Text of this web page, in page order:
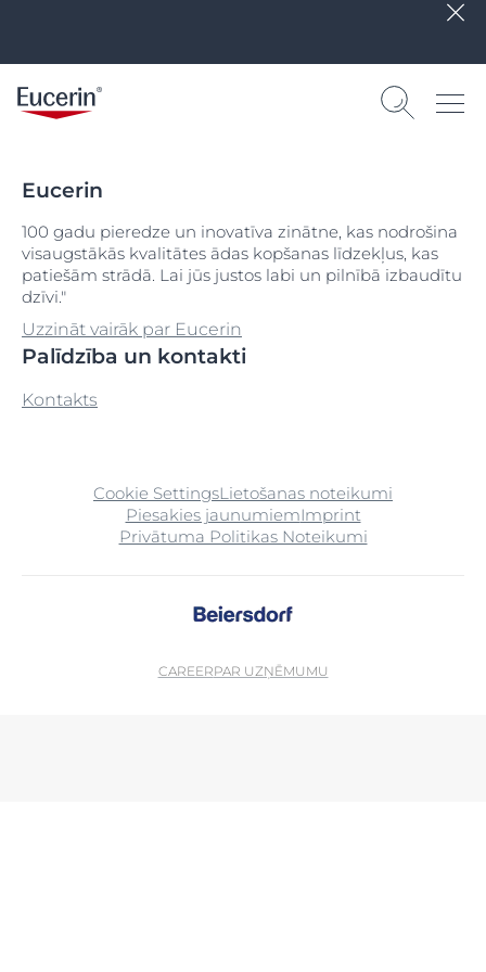
Eucerin
100 gadu pieredze un inovatīva zinātne, kas nodrošina
visaugstākās kvalitātes ādas kopšanas līdzekļus, kas
patiešām strādā. Lai jūs justos labi un pilnībā izbaudītu
dzīvi."
Uzzināt vairāk par Eucerin
Palīdzība un kontakti
Kontakts
Cookie SettingsLietošanas noteikumi
Piesakies jaunumiemImprint
Privātuma Politikas Noteikumi
CAREERPAR UZŅĒMUMU